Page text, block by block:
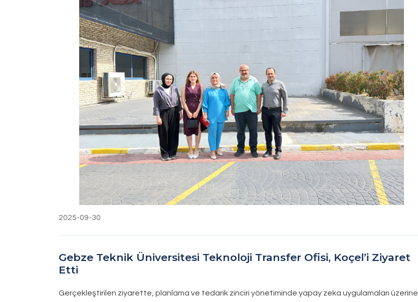
2025-09-30
Gebze Teknik Üniversitesi Teknoloji Transfer Ofisi, Koçel’i Ziyaret
Etti
Gerçekleştirilen ziyarette, planlama ve tedarik zinciri yönetiminde yapay zeka uygulamaları üzerine